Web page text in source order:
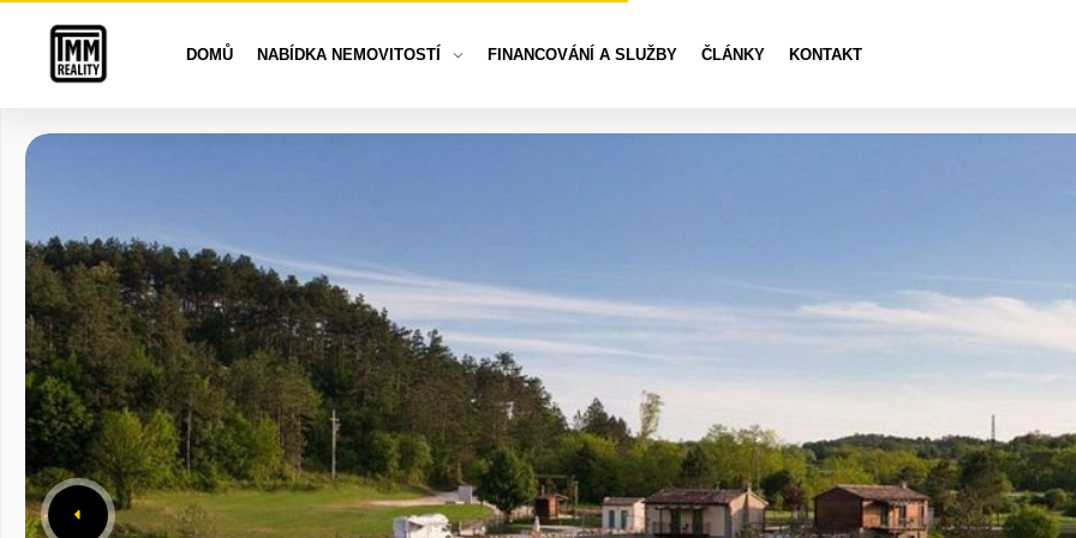
DOMŮ NABÍDKA NEMOVITOSTÍ FINANCOVÁNÍ A SLUŽBY ČLÁNKY KONTAKT